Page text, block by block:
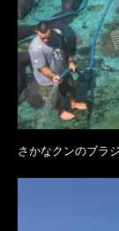
さかなクンのブラ